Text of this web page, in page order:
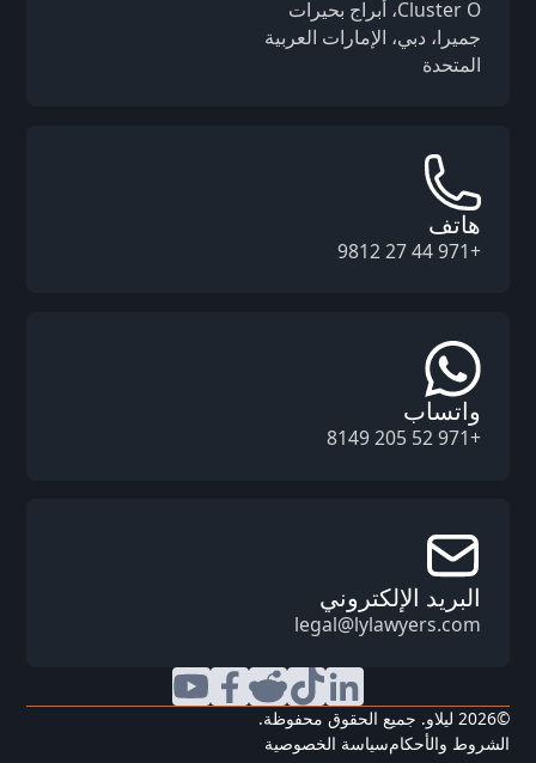
Cluster O، أبراج بحيرات
جميرا، دبي، الإمارات العربية
المتحدة
هاتف
+971 44 27 9812
واتساب
+971 52 205 8149
البريد الإلكتروني
legal@lylawyers.com
©
2026 ليلاو. جميع الحقوق محفوظة.
الشروط والأحكامسياسة الخصوصية